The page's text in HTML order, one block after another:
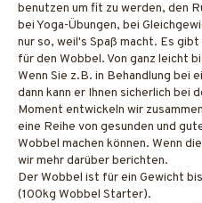
benutzen um fit zu werden, den
bei Yoga-Übungen, bei
nur so, weil's Spaß macht. Es
für den Wobbel. Von ganz leicht
Wenn Sie z.B. in Behandlung bei
dann kann er Ihnen sicherlich bei
Moment entwickeln wir
eine Reihe von gesunden und
Wobbel machen können. Wenn
wir mehr darüber berichten.
Der Wobbel ist für ein Gewicht
(100kg Wobbel Starter).